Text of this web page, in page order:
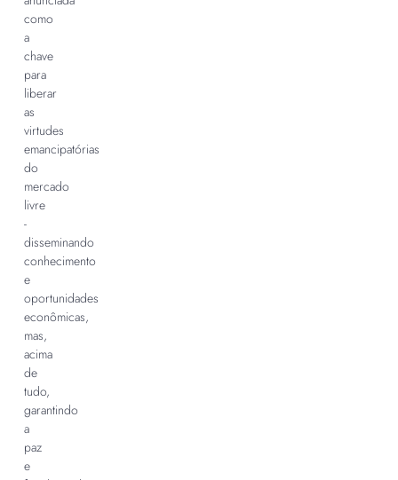
como
a
chave
para
liberar
as
virtudes
emancipatórias
do
mercado
livre
-
disseminando
conhecimento
e
oportunidades
econômicas,
mas,
acima
de
tudo,
garantindo
a
paz
e